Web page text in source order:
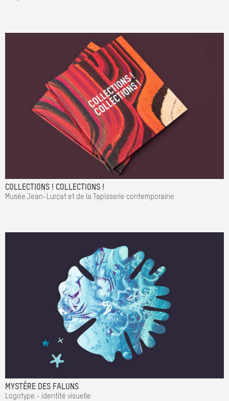
COLLECTIONS ! COLLECTIONS !
Musée Jean-Lurçat et de la Tapisserie contemporaine
MYSTÈRE DES FALUNS
Logotype - identité visuelle